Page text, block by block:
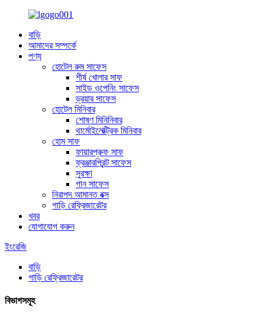
বাড়ি
আমাদের সম্পর্কে
পণ্য
হোটেল রুম সাফেস
শীর্ষ খোলার সাফ
সাইড ওপেনিং সাফেস
ড্রয়ার সাফেস
হোটেল মিনিবার
শোষণ মিনিনিবার
থার্মোইলেক্ট্রিক মিনিবার
হোম সাফ
ফায়ারপ্রুফ সাফ
ফ্রঞ্জারপ্রিন্ট সাফেস
সুরক্ষা
গান সাফেস
নিরাপদ আমানত বক্স
গাড়ি রেফ্রিজারেটর
খবর
যোগাযোগ করুন
ইংরেজি
বাড়ি
গাড়ি রেফ্রিজারেটর
বিভাগসমূহ